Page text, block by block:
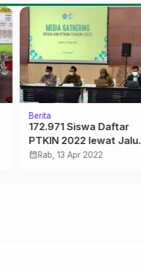
Berita
172.971 Siswa Daftar
PTKIN 2022 lewat Jalur
Prestasi
Rab, 13 Apr 2022